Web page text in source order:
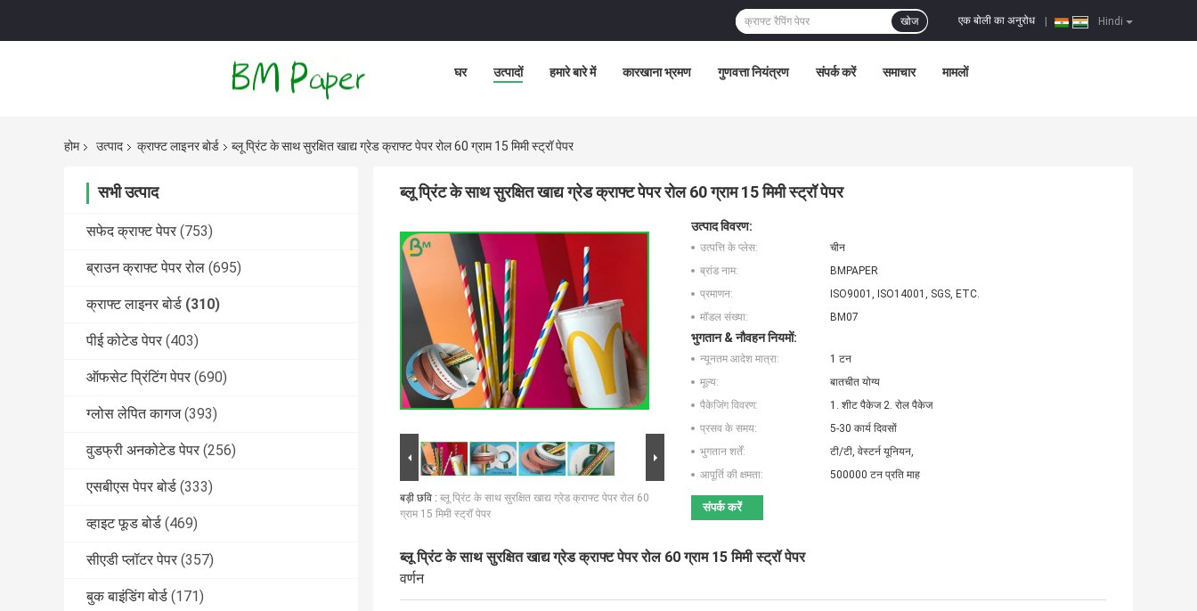
Hindi
एक बोली का अनुरोध
खोज
घर उत्पादों हमारे बारे में कारखाना भ्रमण गुणवत्ता नियंत्रण संपर्क करें समाचार मामलों
होम उत्पाद क्राफ्ट लाइनर बोर्ड ब्लू प्रिंट के साथ सुरक्षित खाद्य ग्रेड क्राफ्ट पेपर रोल 60 ग्राम 15 मिमी स्ट्रॉ पेपर
सभी उत्पाद
सफेद क्राफ्ट पेपर (753)
ब्राउन क्राफ्ट पेपर रोल (695)
क्राफ्ट लाइनर बोर्ड (310)
पीई कोटेड पेपर (403)
ऑफसेट प्रिंटिंग पेपर (690)
ग्लोस लेपित कागज (393)
वुडफ्री अनकोटेड पेपर (256)
एसबीएस पेपर बोर्ड (333)
व्हाइट फूड बोर्ड (469)
सीएडी प्लॉटर पेपर (357)
बुक बाइंडिंग बोर्ड (171)
ब्लू प्रिंट के साथ सुरक्षित खाद्य ग्रेड क्राफ्ट पेपर रोल 60 ग्राम 15 मिमी स्ट्रॉ पेपर
बड़ी छवि : ब्लू प्रिंट के साथ सुरक्षित खाद्य ग्रेड क्राफ्ट पेपर रोल 60
ग्राम 15 मिमी स्ट्रॉ पेपर
उत्पाद विवरण:
उत्पत्ति के प्लेस:
चीन
ब्रांड नाम:
BMPAPER
प्रमाणन:
ISO9001, ISO14001, SGS, ETC.
मॉडल संख्या:
BM07
भुगतान & नौवहन नियमों:
न्यूनतम आदेश मात्रा:
1 टन
मूल्य:
बातचीत योग्य
पैकेजिंग विवरण:
1. शीट पैकेज 2. रोल पैकेज
प्रसव के समय:
5-30 कार्य दिवसों
भुगतान शर्तें:
टी/टी, वेस्टर्न यूनियन,
आपूर्ति की क्षमता:
500000 टन प्रति माह
संपर्क करें
ब्लू प्रिंट के साथ सुरक्षित खाद्य ग्रेड क्राफ्ट पेपर रोल 60 ग्राम 15 मिमी स्ट्रॉ पेपर
वर्णन